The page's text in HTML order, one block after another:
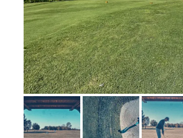
Bild melden
von Rainer